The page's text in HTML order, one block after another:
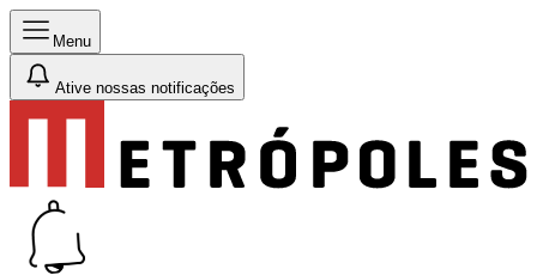
Menu
Ative nossas notificações